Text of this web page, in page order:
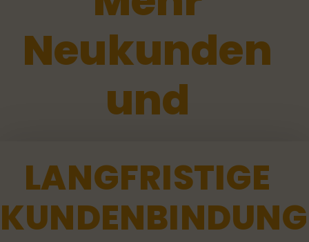
Neukunden
und
LANGFRISTIGE
KUNDENBINDUNG
WERDEN.
Die Welt schaut zu – und dein Unternehmen ist
Darunter sind heute potenzielle Kunden, die
genau das suchen was du anbietest. Mit einem
klaren und professionellen Auftritt erreichst du